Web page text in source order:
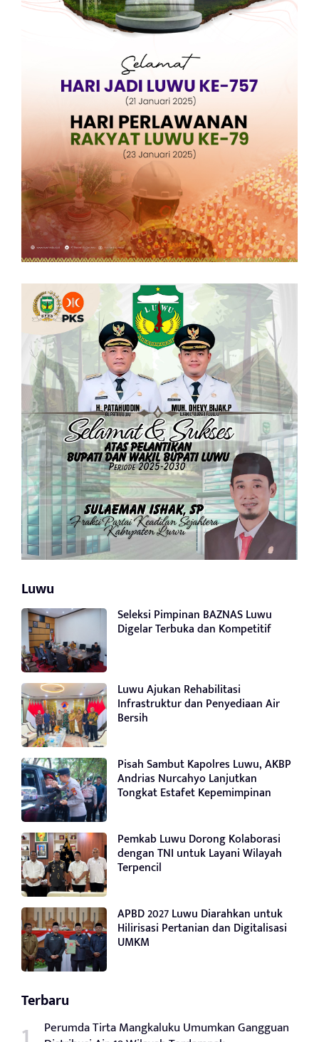
Luwu
Seleksi Pimpinan BAZNAS Luwu
Digelar Terbuka dan Kompetitif
Luwu Ajukan Rehabilitasi
Infrastruktur dan Penyediaan Air
Bersih
Pisah Sambut Kapolres Luwu, AKBP
Andrias Nurcahyo Lanjutkan
Tongkat Estafet Kepemimpinan
Pemkab Luwu Dorong Kolaborasi
dengan TNI untuk Layani Wilayah
Terpencil
APBD 2027 Luwu Diarahkan untuk
Hilirisasi Pertanian dan Digitalisasi
UMKM
Terbaru
Perumda Tirta Mangkaluku Umumkan Gangguan